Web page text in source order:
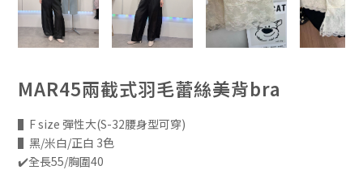
MAR45兩截式羽毛蕾絲美背bra
▌F size 彈性大(S-32腰身型可穿)
▌黑/米白/正白 3色
✔️全長55/胸圍40